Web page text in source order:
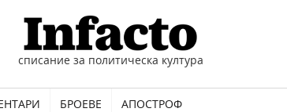
списание за политическа култура
БРОЕВЕ АПОСТРОФ